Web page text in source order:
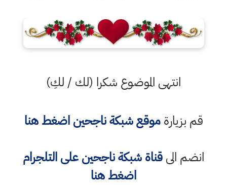
انتهى الموضوع شكرا (لك / لكِ)
قم بزيارةموقع شبكة ناجحين اضغط هنا
انضم الىقناة شبكة ناجحين على التلجرام
اضغط هنا